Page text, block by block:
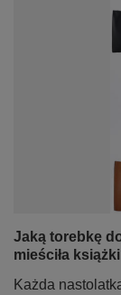
Jaką torebkę
mieściła
Każda